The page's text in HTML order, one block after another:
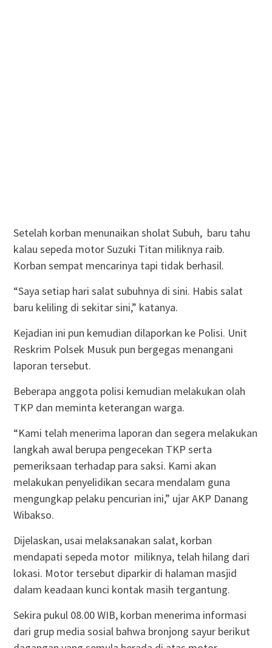
Setelah korban menunaikan sholat Subuh, baru tahu
kalau sepeda motor Suzuki Titan miliknya raib.
Korban sempat mencarinya tapi tidak berhasil.
“Saya setiap hari salat subuhnya di sini. Habis salat
baru keliling di sekitar sini,” katanya.
Kejadian ini pun kemudian dilaporkan ke Polisi. Unit
Reskrim Polsek Musuk pun bergegas menangani
laporan tersebut.
Beberapa anggota polisi kemudian melakukan olah
TKP dan meminta keterangan warga.
“Kami telah menerima laporan dan segera melakukan
langkah awal berupa pengecekan TKP serta
pemeriksaan terhadap para saksi. Kami akan
melakukan penyelidikan secara mendalam guna
mengungkap pelaku pencurian ini,” ujar AKP Danang
Wibakso.
Dijelaskan, usai melaksanakan salat, korban
mendapati sepeda motor miliknya, telah hilang dari
lokasi. Motor tersebut diparkir di halaman masjid
dalam keadaan kunci kontak masih tergantung.
Sekira pukul 08.00 WIB, korban menerima informasi
dari grup media sosial bahwa bronjong sayur berikut